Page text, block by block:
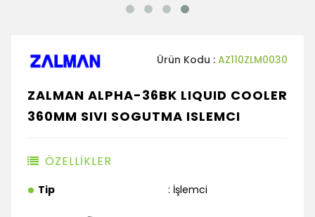
Ürün Kodu : AZ110ZLM0030
ZALMAN ALPHA-36BK LIQUID COOLER
360MM SIVI SOGUTMA ISLEMCI
ÖZELLİKLER
Tip : İşlemci